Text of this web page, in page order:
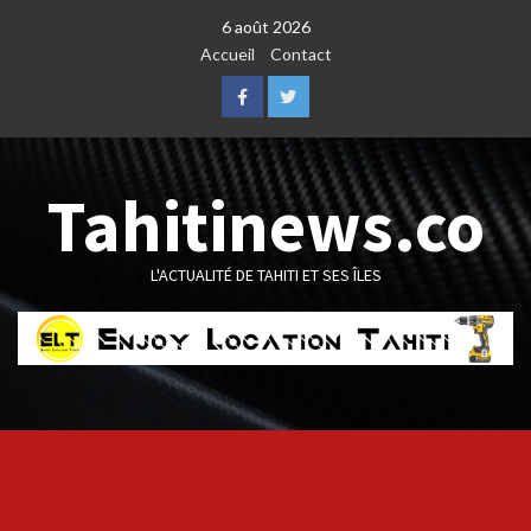
6 août 2026
Accueil
Contact
FacebookTwitter
Tahitinews.co
L'ACTUALITÉ DE TAHITI ET SES ÎLES